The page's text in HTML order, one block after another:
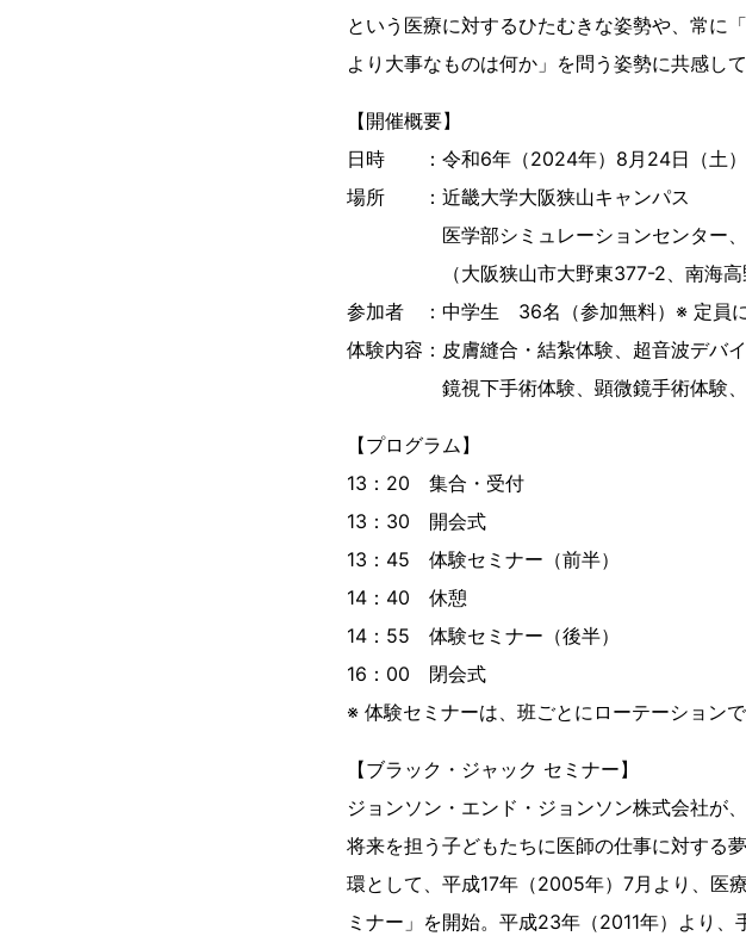
という医療に対するひたむきな姿勢や、常に
より大事なものは何か」を問う姿勢に共感して
【開催概要】
日時 ：令和6年（2024年）8月24日（土）
場所 ：近畿大学大阪狭山キャンパス
医学部シミュレーションセンター、
（大阪狭山市大野東377-2、南海高野
参加者 ：中学生 36名（参加無料）※ 定員
体験内容：皮膚縫合・結紮体験、超音波デバ
鏡視下手術体験、顕微鏡手術体験、
【プログラム】
13：20 集合・受付
13：30 開会式
13：45 体験セミナー（前半）
14：40 休憩
14：55 体験セミナー（後半）
16：00 閉会式
※ 体験セミナーは、班ごとにローテーション
【ブラック・ジャック セミナー】
ジョンソン・エンド・ジョンソン株式会社が
将来を担う子どもたちに医師の仕事に対する
環として、平成17年（2005年）7月より、医
ミナー」を開始。平成23年（2011年）より